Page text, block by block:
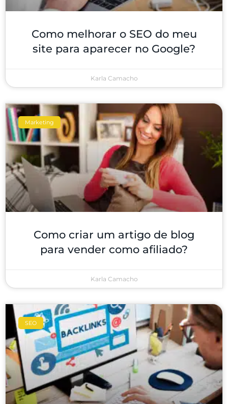
Como melhorar o SEO do meu
site para aparecer no Google?
Karla Camacho
Marketing
Como criar um artigo de blog
para vender como afiliado?
Karla Camacho
SEO